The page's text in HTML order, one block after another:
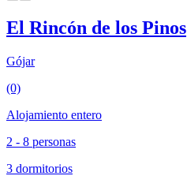
El Rincón de los Pinos
Gójar
(0)
Alojamiento entero
2 - 8 personas
3 dormitorios